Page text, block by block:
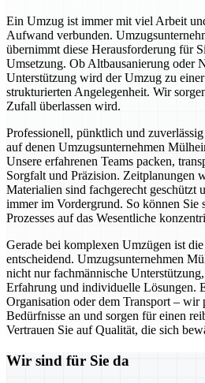
Ein Umzug ist immer mit viel Arbeit
Aufwand verbunden.
übernimmt diese Herausforderung für
Umsetzung. Ob Altbausanierung oder
Unterstützung wird der Umzug zu einer
strukturierten Angelegenheit. Wir
Zufall überlassen wird.
Professionell, pünktlich und
auf denen Umzugsunternehmen
Unsere erfahrenen Teams packen,
Sorgfalt und Präzision. Zeitplanungen
Materialien sind fachgerecht geschützt
immer im Vordergrund. So können Sie
Prozesses auf das Wesentliche
Gerade bei komplexen Umzügen ist
entscheidend. Umzugsunternehmen
nicht nur fachmännische
Erfahrung und individuelle Lösungen.
Organisation oder dem Transport – wir
Bedürfnisse an und sorgen für einen
Vertrauen Sie auf Qualität, die sich
Wir sind für Sie da